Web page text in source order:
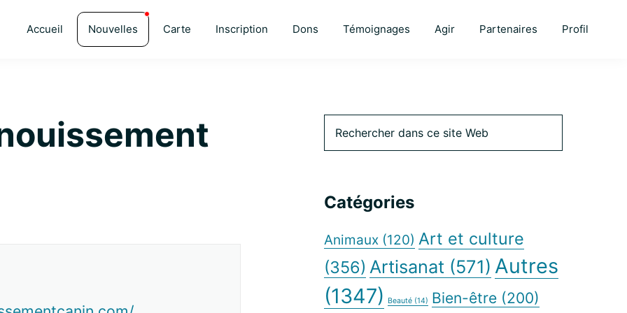
Accueil Nouvelles Carte Inscription Dons Témoignages Agir Partenaires Profil
Barre
principale
dans
ce
Catégories
Animaux (120) Art et culture
(356) Artisanat (571) Autres
(1347)
Beauté (14) Bien-être (200)